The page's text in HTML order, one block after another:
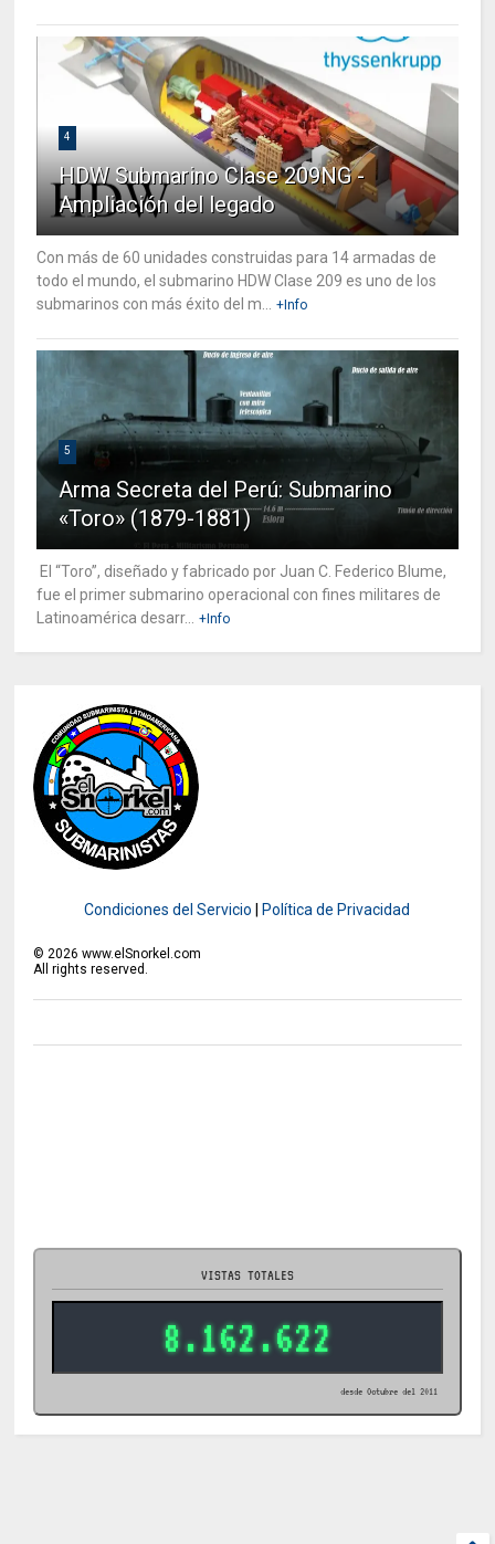
4
HDW Submarino Clase 209NG -
Ampliación del legado
Con más de 60 unidades construidas para 14 armadas de
todo el mundo, el submarino HDW Clase 209 es uno de los
submarinos con más éxito del m...
+Info
5
Arma Secreta del Perú: Submarino
«Toro» (1879-1881)
El “Toro”, diseñado y fabricado por Juan C. Federico Blume,
fue el primer submarino operacional con fines militares de
Latinoamérica desarr...
+Info
Condiciones del Servicio Política de Privacidad
© 2026 www.elSnorkel.com
All rights reserved.
VISTAS TOTALES
8.162.622
desde Octubre del 2011